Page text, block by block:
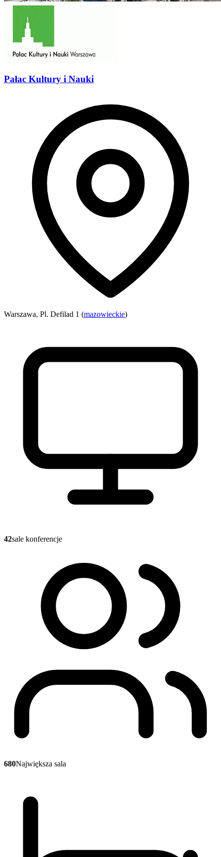
Pałac Kultury i Nauki
Warszawa, Pl. Defilad 1 (mazowieckie)
42sale konferencje
680Największa sala